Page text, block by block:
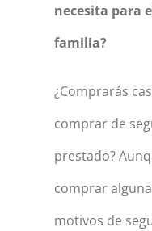
necesita para
familia?
¿Comprarás
comprar de
prestado?
comprar
motivos de